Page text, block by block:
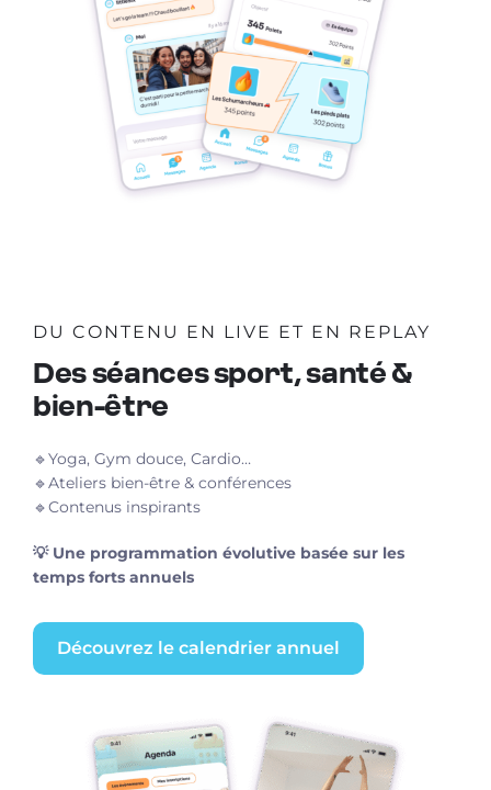
DU CONTENU EN LIVE ET EN REPLAY
Des séances sport, santé &
bien-être
🔹Yoga, Gym douce, Cardio…
🔹Ateliers bien-être & conférences
🔹Contenus inspirants
💡 Une programmation évolutive basée sur les
temps forts annuels
Découvrez le calendrier annuel